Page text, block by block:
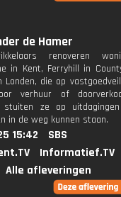
de Hamer
renoveren
in Kent, Ferryhill in
Londen, die op
verhuur of
stuiten ze op
in de weg kunnen staan.
15:42
SBS
Informatief.TV
Alle afleveringen